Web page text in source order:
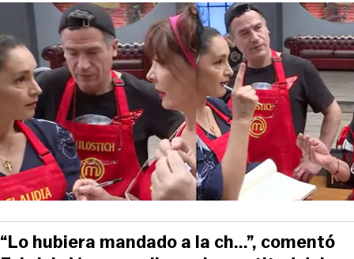
“Lo hubiera mandado a la ch...”, comentó